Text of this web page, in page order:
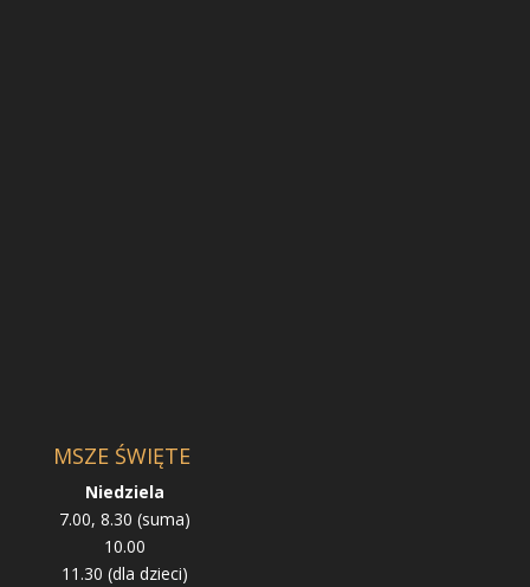
MSZE ŚWIĘTE
Niedziela
7.00, 8.30 (suma)
10.00
11.30 (dla dzieci)